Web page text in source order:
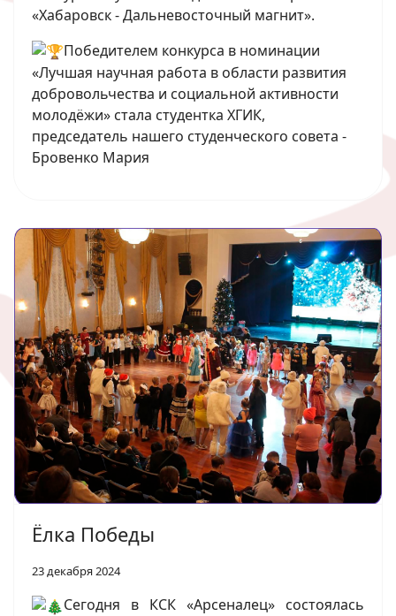
«Хабаровск - Дальневосточный магнит».
Победителем конкурса в номинации
«Лучшая научная работа в области развития
добровольчества и социальной активности
молодёжи» стала студентка ХГИК,
председатель нашего студенческого совета -
Бровенко Мария
Ёлка Победы
23 декабря 2024
Сегодня в КСК «Арсеналец» состоялась